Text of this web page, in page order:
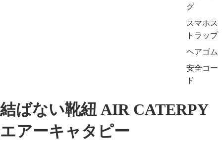
グ
スマホス
トラップ
ヘアゴム
安全コー
ド
結ばない靴紐 AIR CATERPY
エアーキャタピー